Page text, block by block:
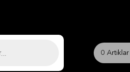
0 Artiklar